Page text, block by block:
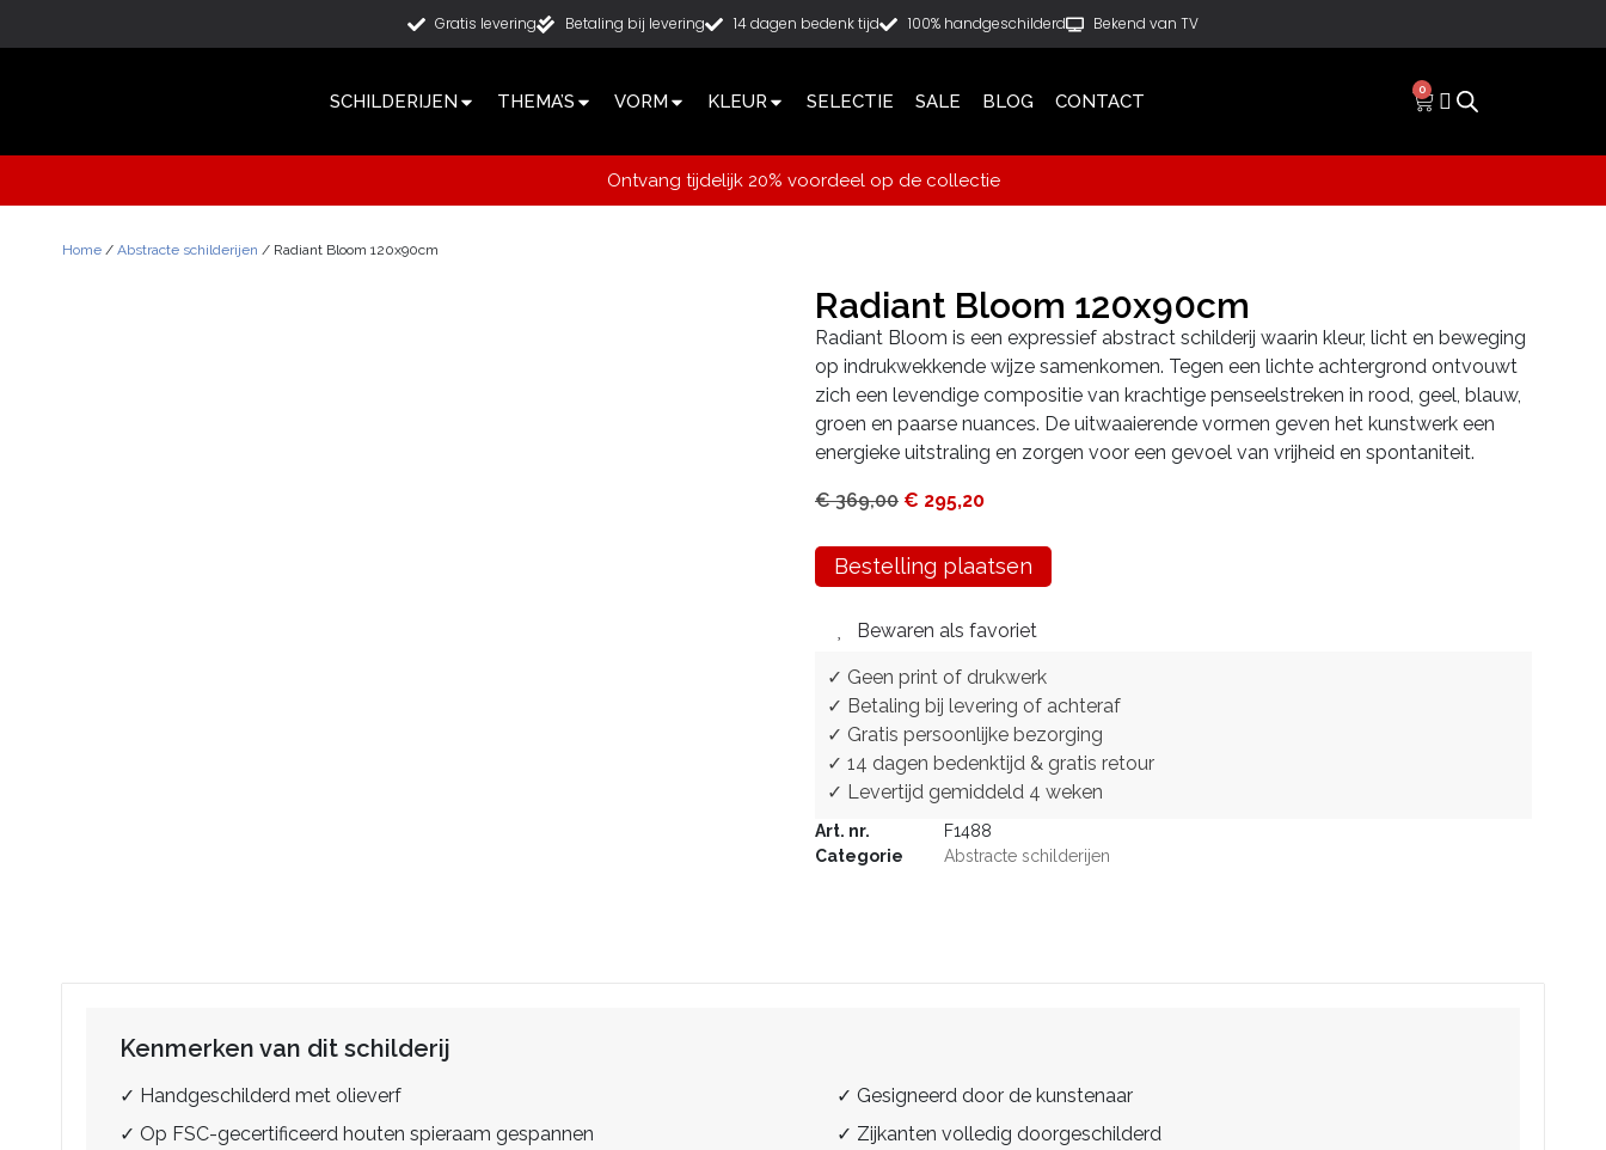
Gratis levering Betaling bij levering 14 dagen bedenk tijd 100% handgeschilderd Bekend van TV
SCHILDERIJEN THEMA’S VORM KLEUR SELECTIE SALE BLOG CONTACT
0
Ontvang tijdelijk 20% voordeel op de collectie
Home / Abstracte schilderijen / Radiant Bloom 120x90cm
Radiant Bloom 120x90cm
Radiant Bloom is een expressief abstract schilderij waarin kleur, licht en beweging
op indrukwekkende wijze samenkomen. Tegen een lichte achtergrond ontvouwt
zich een levendige compositie van krachtige penseelstreken in rood, geel, blauw,
groen en paarse nuances. De uitwaaierende vormen geven het kunstwerk een
energieke uitstraling en zorgen voor een gevoel van vrijheid en spontaniteit.
€369,00 € 295,20
Bestelling plaatsen
Bewaren als favoriet
✓ Geen print of drukwerk
✓ Betaling bij levering of achteraf
✓ Gratis persoonlijke bezorging
✓ 14 dagen bedenktijd & gratis retour
✓ Levertijd gemiddeld 4 weken
Art. nr.
F1488
Categorie
Abstracte schilderijen
Kenmerken van dit schilderij
✓ Handgeschilderd met olieverf
✓ Gesigneerd door de kunstenaar
✓ Op FSC-gecertificeerd houten spieraam gespannen
✓ Zijkanten volledig doorgeschilderd